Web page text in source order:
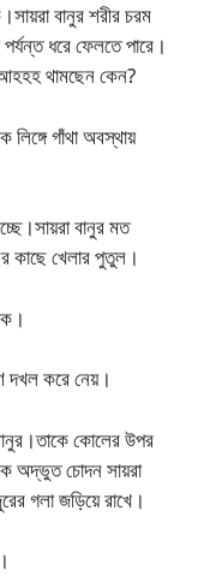
বানুর শরীর চরম
ধরে ফেলতে পারে।
থামছেন কেন?
গাঁথা অবস্থায়
বানুর মত
কাছে খেলার পুতুল।
দখল করে নেয়।
কোলের উপর
অদ্ভুত চোদন সায়রা
গলা জড়িয়ে রাখে।